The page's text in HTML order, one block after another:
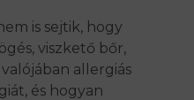
is sejtik, hogy
viszkető bőr,
allergiás
és hogyan